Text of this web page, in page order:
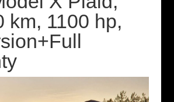
km, 1100 hp,